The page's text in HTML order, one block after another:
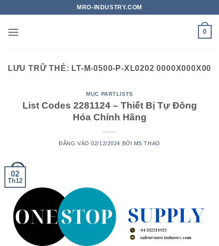
nội
MRO-INDUSTRY.COM
0
LƯU TRỮ THẺ: LT-M-0500-P-XL0202 0000X000X00
MỤC PARTLISTS
List Codes 2281124 – Thiết Bị Tự Đông
Hóa Chính Hãng
ĐĂNG VÀO02/12/2024 BỞI MS THAO
02
Th12